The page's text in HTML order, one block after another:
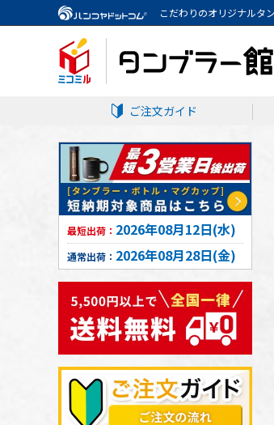
こだわりのオリジナルタ
ご注文ガイド
最短出荷： 2026年08月12日(水)
通常出荷： 2026年08月28日(金)